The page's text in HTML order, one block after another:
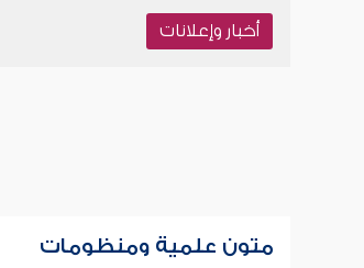
أخبار وإعلانات
متون علمية ومنظومات